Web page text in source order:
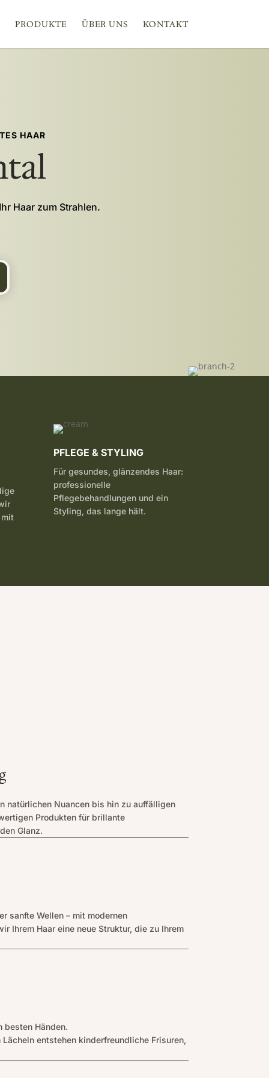
PRODUKTE ÜBER UNS KONTAKT
HAAR
Haar zum Strahlen.
PFLEGE & STYLING
Für gesundes, glänzendes Haar:
professionelle
Pflegebehandlungen und ein
Styling, das lange hält.
natürlichen Nuancen bis hin zu auffälligen
Produkten für brillante
Glanz.
sanfte Wellen – mit modernen
Ihrem Haar eine neue Struktur, die zu Ihrem
besten Händen.
entstehen kinderfreundliche Frisuren,